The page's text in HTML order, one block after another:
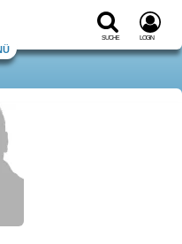
Suche Login